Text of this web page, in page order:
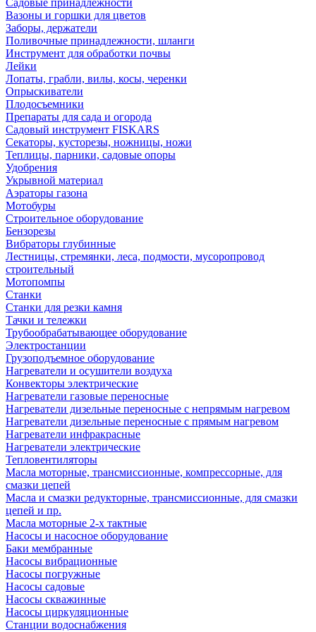
Садовые принадлежности
Вазоны и горшки для цветов
Заборы, держатели
Поливочные принадлежности, шланги
Инструмент для обработки почвы
Лейки
Лопаты, грабли, вилы, косы, черенки
Опрыскиватели
Плодосъемники
Препараты для сада и огорода
Садовый инструмент FISKARS
Секаторы, кусторезы, ножницы, ножи
Теплицы, парники, садовые опоры
Удобрения
Укрывной материал
Аэраторы газона
Мотобуры
Строительное оборудование
Бензорезы
Вибраторы глубинные
Лестницы, стремянки, леса, подмости, мусоропровод
строительный
Мотопомпы
Станки
Станки для резки камня
Тачки и тележки
Трубообрабатывающее оборудование
Электростанции
Грузоподъемное оборудование
Нагреватели и осушители воздуха
Конвекторы электрические
Нагреватели газовые переносные
Нагреватели дизельные переносные с непрямым нагревом
Нагреватели дизельные переносные с прямым нагревом
Нагреватели инфракрасные
Нагреватели электрические
Тепловентиляторы
Масла моторные, трансмиссионные, компрессорные, для
смазки цепей
Масла и смазки редукторные, трансмиссионные, для смазки
цепей и пр.
Масла моторные 2-х тактные
Насосы и насосное оборудование
Баки мембранные
Насосы вибрационные
Насосы погружные
Насосы садовые
Насосы скважинные
Насосы циркуляционные
Станции водоснабжения